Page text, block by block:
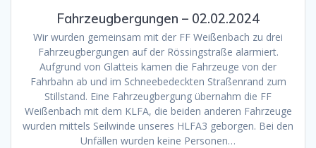
Fahrzeugbergungen – 02.02.2024
Wir wurden gemeinsam mit der FF Weißenbach zu drei
Fahrzeugbergungen auf der Rössingstraße alarmiert.
Aufgrund von Glatteis kamen die Fahrzeuge von der
Fahrbahn ab und im Schneebedeckten Straßenrand zum
Stillstand. Eine Fahrzeugbergung übernahm die FF
Weißenbach mit dem KLFA, die beiden anderen Fahrzeuge
wurden mittels Seilwinde unseres HLFA3 geborgen. Bei den
Unfällen wurden keine Personen…